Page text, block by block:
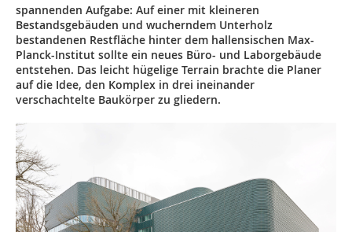
spannenden Aufgabe: Auf einer mit kleineren
Bestandsgebäuden und wucherndem Unterholz
bestandenen Restfläche hinter dem hallensischen Max-
Planck-Institut sollte ein neues Büro- und Laborgebäude
entstehen. Das leicht hügelige Terrain brachte die Planer
auf die Idee, den Komplex in drei ineinander
verschachtelte Baukörper zu gliedern.